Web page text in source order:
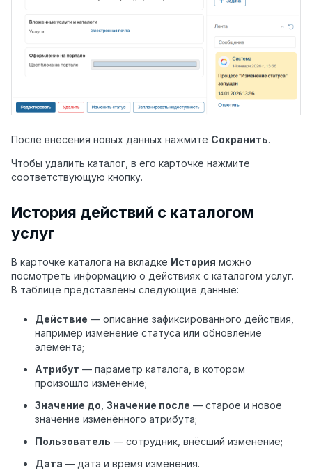
После внесения новых данных нажмите Сохранить.
Чтобы удалить каталог, в его карточке нажмите
соответствующую кнопку.
История действий с каталогом
услуг
В карточке каталога на вкладке История можно
посмотреть информацию о действиях с каталогом услуг.
В таблице представлены следующие данные:
Действие — описание зафиксированного действия,
например изменение статуса или обновление
элемента;
Атрибут — параметр каталога, в котором
произошло изменение;
Значение до Значение после — старое и новое
значение изменённого атрибута;
Пользователь — сотрудник, внёсший изменение;
Дата — дата и время изменения.